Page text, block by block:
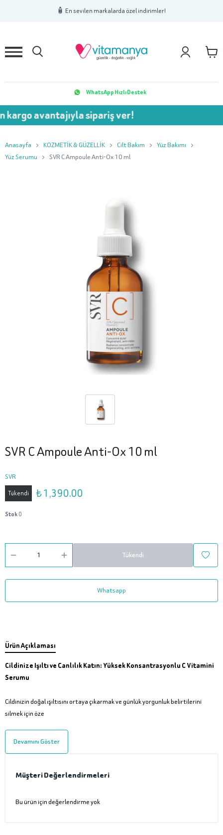
🧴 En sevilen markalarda özel indirimler!
2 3
WhatsApp Hızlı Destek
sipariş ver!
Anasayfa KOZMETİK & GÜZELLİK Cilt Bakım
Yüz Bakımı
Yüz Serumu
SVR C Ampoule Anti-Ox 10 ml
SVR C Ampoule Anti-Ox 10 ml
SVR
Tükendi ₺ 1,390.00
Stok0
Tükendi
Whatsapp
Ürün Açıklaması
Cildinize Işıltı ve Canlılık Katın: Yüksek Konsantrasyonlu C Vitamini
Serumu
Cildinizin doğal ışıltısını ortaya çıkarmak ve günlük yorgunluk belirtilerini
silmek için öze
Devamını Göster
Müşteri Değerlendirmeleri
Bu ürün için değerlendirme yok